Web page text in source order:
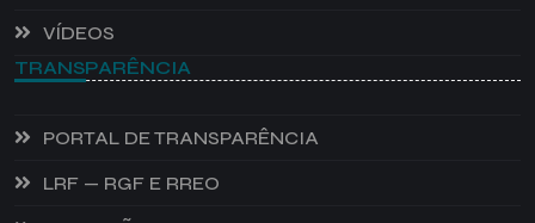
VÍDEOS
TRANSPARÊNCIA
PORTAL DE TRANSPARÊNCIA
LRF — RGF E RREO